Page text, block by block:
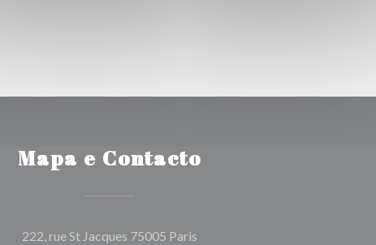
Mapa e Contacto
222, rue St Jacques 75005 Paris